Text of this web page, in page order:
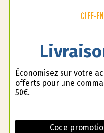
Économisez sur votre
offerts pour une
50€.
Code